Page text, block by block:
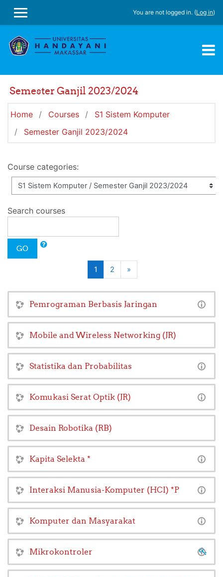
SIDE PANEL
You are not logged in. (Log in)
Semester Ganjil 2023/2024
Home Courses
S1 Sistem Komputer
Semester Ganjil 2023/2024
Course categories:
Search courses
GO
1 (current)
2 »Next
Pemrograman Berbasis Jaringan
Mobile and Wireless Networking (JR)
Statistika dan Probabilitas
Komukasi Serat Optik (JR)
Desain Robotika (RB)
Kapita Selekta *
Interaksi Manusia-Komputer (HCI) *P
Komputer dan Masyarakat
Mikrokontroler